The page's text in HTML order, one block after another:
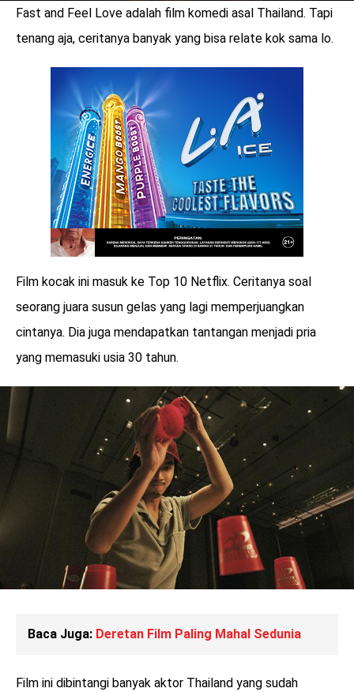
benefit
menarik
Fast and Feel Love adalah film komedi asal Thailand. Tapi
tenang aja, ceritanya banyak yang bisa relate kok sama lo.
Film kocak ini masuk ke Top 10 Netflix. Ceritanya soal
seorang juara susun gelas yang lagi memperjuangkan
cintanya. Dia juga mendapatkan tantangan menjadi pria
yang memasuki usia 30 tahun.
Baca Juga: Deretan Film Paling Mahal Sedunia
Film ini dibintangi banyak aktor Thailand yang sudah